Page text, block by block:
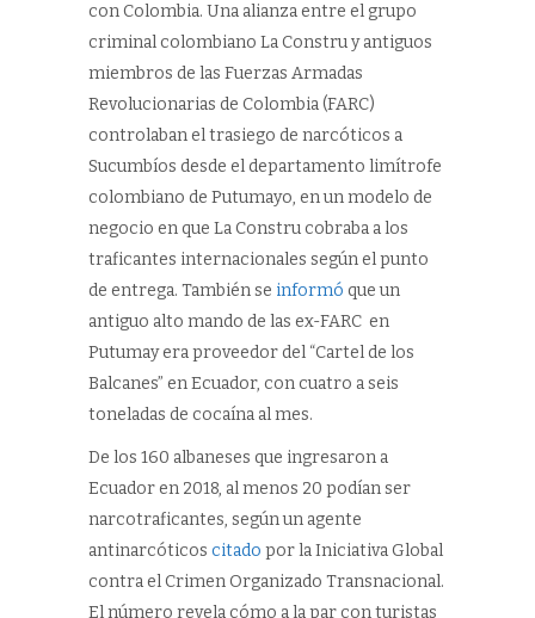
con Colombia. Una alianza entre el grupo
criminal colombiano La Constru y antiguos
miembros de las Fuerzas Armadas
Revolucionarias de Colombia (FARC)
controlaban el trasiego de narcóticos a
Sucumbíos desde el departamento limítrofe
colombiano de Putumayo, en un modelo de
negocio en que La Constru cobraba a los
traficantes internacionales según el punto
de entrega. También se informó que un
antiguo alto mando de las ex-FARC en
Putumay era proveedor del “Cartel de los
Balcanes” en Ecuador, con cuatro a seis
toneladas de cocaína al mes.
De los 160 albaneses que ingresaron a
Ecuador en 2018, al menos 20 podían ser
narcotraficantes, según un agente
antinarcóticos citado por la Iniciativa Global
contra el Crimen Organizado Transnacional.
El número revela cómo a la par con turistas